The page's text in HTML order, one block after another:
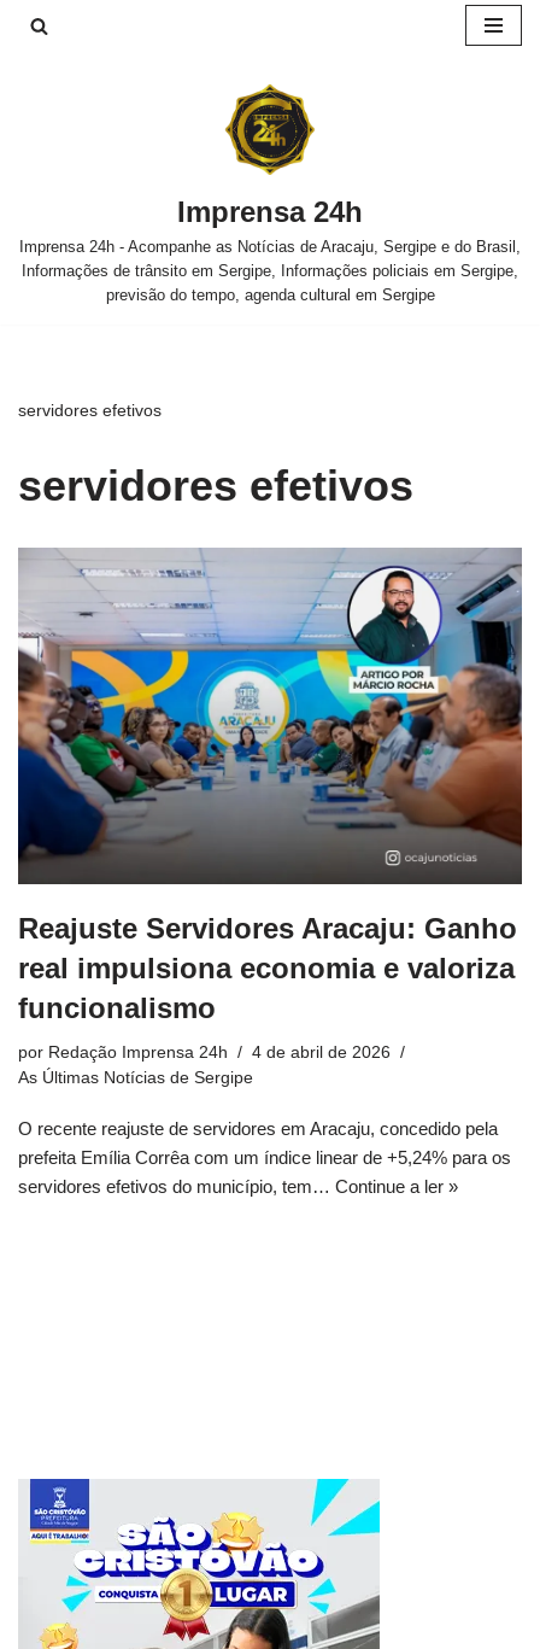
Imprensa 24h
Imprensa 24h - Acompanhe as Notícias de Aracaju, Sergipe e do Brasil,
Informações de trânsito em Sergipe, Informações policiais em Sergipe,
previsão do tempo, agenda cultural em Sergipe
servidores efetivos
servidores efetivos
Reajuste Servidores Aracaju: Ganho
real impulsiona economia e valoriza
funcionalismo
por Redação Imprensa 24h
4 de abril de 2026
As Últimas Notícias de Sergipe
O recente reajuste de servidores em Aracaju, concedido pela
prefeita Emília Corrêa com um índice linear de +5,24% para os
servidores efetivos do município, tem… Continue a ler »